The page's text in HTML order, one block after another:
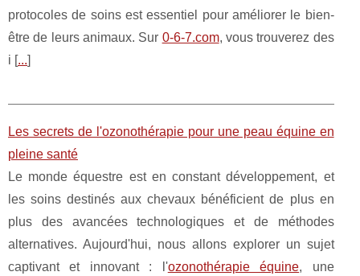
protocoles de soins est essentiel pour améliorer le bien-
être de leurs animaux. Sur 0-6-7.com, vous trouverez des
i [...]
Les secrets de l'ozonothérapie pour une peau équine en
pleine santé
Le monde équestre est en constant développement, et
les soins destinés aux chevaux bénéficient de plus en
plus des avancées technologiques et de méthodes
alternatives. Aujourd'hui, nous allons explorer un sujet
captivant et innovant : l'ozonothérapie équine, une